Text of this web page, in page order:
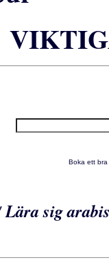
Boka ett bra
Lära sig